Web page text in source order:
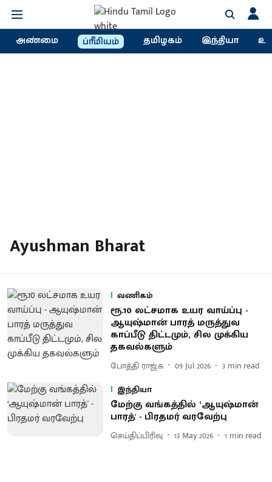
அண்மை ப்ரீமியம் தமிழகம் இந்தியா
Ayushman Bharat
வணிகம்
ரூ.10 லட்சமாக உயர வாய்ப்பு -
ஆயுஷ்மான் பாரத் மருத்துவ
காப்பீடு திட்டமும், சில முக்கிய
தகவல்களும்
போத்தி ராஜ்.க 09 Jul 2026 3 min read
இந்தியா
மேற்கு வங்கத்தில் ‘ஆயுஷ்மான்
பாரத்' - பிரதமர் வரவேற்பு
செய்திப்பிரிவு 13 May 2026 1 min read